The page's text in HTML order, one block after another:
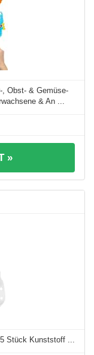
, Obst- & Gemüse-
& An ...
»
Stück Kunststoff ...